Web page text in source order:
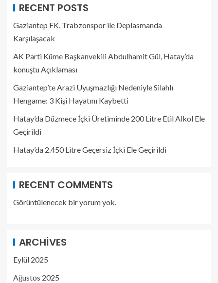
RECENT POSTS
Gaziantep FK, Trabzonspor ile Deplasmanda
Karşılaşacak
AK Parti Küme Başkanvekili Abdulhamit Gül, Hatay’da
konuştu Açıklaması
Gaziantep’te Arazi Uyuşmazlığı Nedeniyle Silahlı
Hengame: 3 Kişi Hayatını Kaybetti
Hatay’da Düzmece İçki Üretiminde 200 Litre Etil Alkol Ele
Geçirildi
Hatay’da 2.450 Litre Geçersiz İçki Ele Geçirildi
RECENT COMMENTS
Görüntülenecek bir yorum yok.
ARCHIVES
Eylül 2025
Ağustos 2025